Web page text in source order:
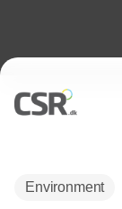
Environment